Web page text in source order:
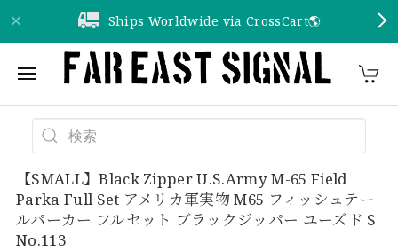
Ships Worldwide via CrossCart🌎️
【SMALL】Black Zipper U.S.Army M-65 Field
Parka Full Set アメリカ軍実物 M65 フィッシュテー
ルパーカー フルセット ブラックジッパー ユーズド S
No.113